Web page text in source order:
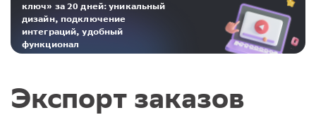
ключ» за 20 дней: уникальный
дизайн, подключение
интеграций, удобный
функционал
Экспорт заказов